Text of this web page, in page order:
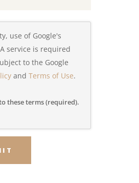
use of Google's
service is required
to the Google
and Terms of Use.
these terms (required).